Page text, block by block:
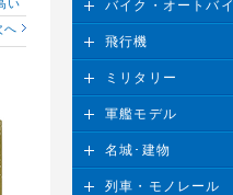
い
へ
バイク・オートバイ
飛行機
ミリタリー
軍艦モデル
名城･建物
列車・モノレール